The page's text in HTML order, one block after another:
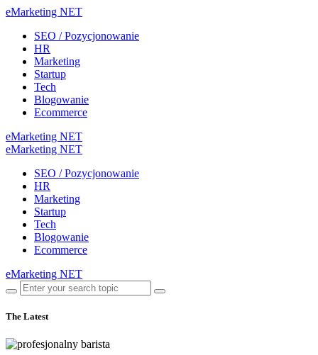
eMarketing NET
SEO / Pozycjonowanie
HR
Marketing
Startup
Tech
Blogowanie
Ecommerce
eMarketing NET
eMarketing NET
SEO / Pozycjonowanie
HR
Marketing
Startup
Tech
Blogowanie
Ecommerce
eMarketing NET
The Latest